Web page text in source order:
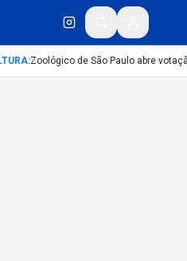
:Zoológico de São Paulo abre